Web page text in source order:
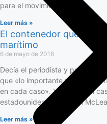
para el movimiento de
Leer más »
El contenedor que
marítimo
6 de mayo de 2016
Decía el periodista y poeta
que «lo importante no es tener
en cada caso». Y éste fue el
estadounidense, Malcom
Leer más »